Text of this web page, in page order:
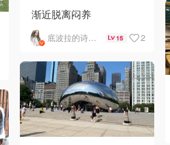
渐近脱离闷养
底波拉的诗与歌 15 2